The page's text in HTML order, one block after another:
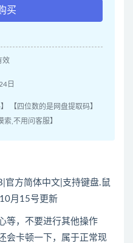
买
效
日
【四位数的是网盘提取码】
,不用问客服】
官方简体中文|支持键盘.鼠
月15号更新
等，不要进行其他操作
会卡顿一下，属于正常现